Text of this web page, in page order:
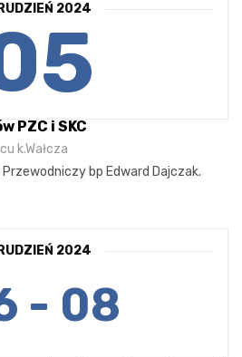
2024
PZC i SKC
k.Wałcza
bp Edward Dajczak.
2024
- 08